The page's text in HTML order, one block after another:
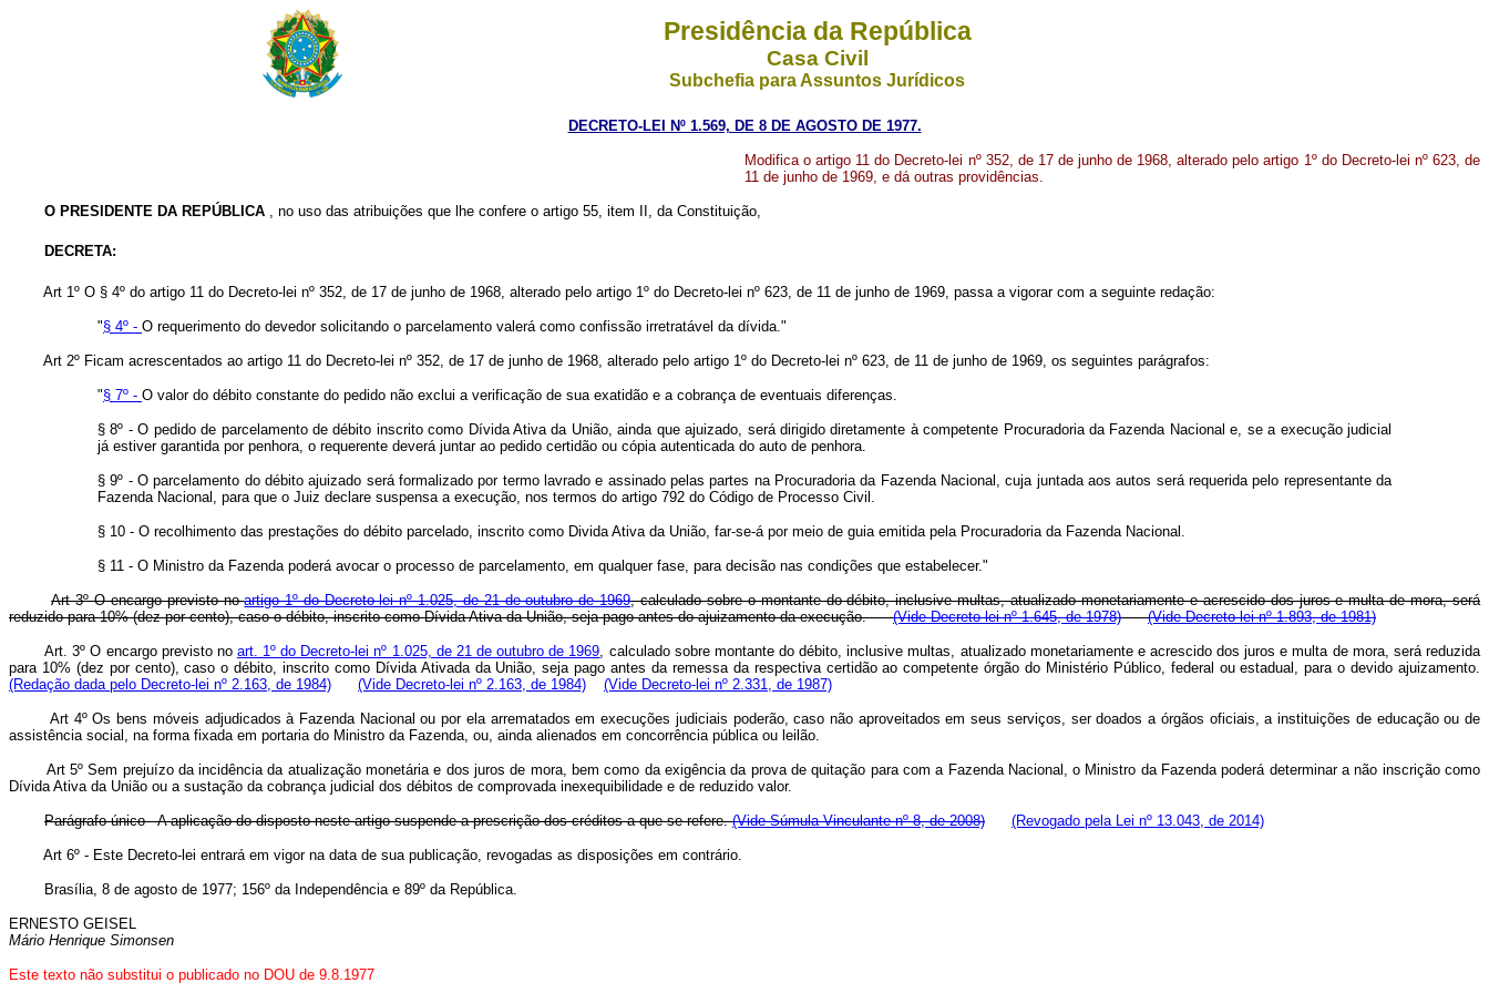
Presidência da República
Casa Civil
Subchefia para Assuntos Jurídicos
DECRETO-LEI Nº 1.569, DE 8 DE AGOSTO DE 1977.
Modifica o artigo 11 do Decreto-lei nº 352, de 17 de junho de 1968, alterado pelo artigo 1º do Decreto-lei nº 623, de
11 de junho de 1969, e dá outras providências.
O PRESIDENTE DA REPÚBLICA , no uso das atribuições que lhe confere o artigo 55, item II, da Constituição,
DECRETA:
Art 1º O § 4º do artigo 11 do Decreto-lei nº 352, de 17 de junho de 1968, alterado pelo artigo 1º do Decreto-lei nº 623, de 11 de junho de 1969, passa a vigorar com a seguinte redação:
"§ 4º - O requerimento do devedor solicitando o parcelamento valerá como confissão irretratável da dívida."
Art 2º Ficam acrescentados ao artigo 11 do Decreto-lei nº 352, de 17 de junho de 1968, alterado pelo artigo 1º do Decreto-lei nº 623, de 11 de junho de 1969, os seguintes parágrafos:
"§ 7º - O valor do débito constante do pedido não exclui a verificação de sua exatidão e a cobrança de eventuais diferenças.
§ 8º - O pedido de parcelamento de débito inscrito como Dívida Ativa da União, ainda que ajuizado, será dirigido diretamente à competente Procuradoria da Fazenda Nacional e, se a execução judicial
já estiver garantida por penhora, o requerente deverá juntar ao pedido certidão ou cópia autenticada do auto de penhora.
§ 9º - O parcelamento do débito ajuizado será formalizado por termo lavrado e assinado pelas partes na Procuradoria da Fazenda Nacional, cuja juntada aos autos será requerida pelo representante da
Fazenda Nacional, para que o Juiz declare suspensa a execução, nos termos do artigo 792 do Código de Processo Civil.
§ 10 - O recolhimento das prestações do débito parcelado, inscrito como Divida Ativa da União, far-se-á por meio de guia emitida pela Procuradoria da Fazenda Nacional.
§ 11 - O Ministro da Fazenda poderá avocar o processo de parcelamento, em qualquer fase, para decisão nas condições que estabelecer."
Art 3º O encargo previsto noartigo 1º do Decreto-lei nº 1.025, de 21 de outubro de 1969, calculado sobre o montante do débito, inclusive multas, atualizado monetariamente e acrescido dos juros e multa de mora, será
reduzido para 10% (dez por cento), caso o débito, inscrito como Dívida Ativa da União, seja pago antes do ajuizamento da execução.(Vide Decreto-lei nº 1.645, de 1978) (Vide Decreto-lei nº 1.893, de 1981)
Art. 3º O encargo previsto no art. 1º do Decreto-lei nº 1.025, de 21 de outubro de 1969 , calculado sobre montante do débito, inclusive multas, atualizado monetariamente e acrescido dos juros e multa de mora, será reduzida
para 10% (dez por cento), caso o débito, inscrito como Dívida Ativada da União, seja pago antes da remessa da respectiva certidão ao competente órgão do Ministério Público, federal ou estadual, para o devido ajuizamento.
(Redação dada pelo Decreto-lei nº 2.163, de 1984)
(Vide Decreto-lei nº 2.163, de 1984) (Vide Decreto-lei nº 2.331, de 1987)
Art 4º Os bens móveis adjudicados à Fazenda Nacional ou por ela arrematados em execuções judiciais poderão, caso não aproveitados em seus serviços, ser doados a órgãos oficiais, a instituições de educação ou de
assistência social, na forma fixada em portaria do Ministro da Fazenda, ou, ainda alienados em concorrência pública ou leilão.
Art 5º Sem prejuízo da incidência da atualização monetária e dos juros de mora, bem como da exigência da prova de quitação para com a Fazenda Nacional, o Ministro da Fazenda poderá determinar a não inscrição como
Dívida Ativa da União ou a sustação da cobrança judicial dos débitos de comprovada inexequibilidade e de reduzido valor.
Parágrafo único - A aplicação do disposto neste artigo suspende a prescrição dos créditos a que se refere.(Vide Súmula Vinculante nº 8, de 2008) (Revogado pela Lei nº 13.043, de 2014)
Art 6º - Este Decreto-lei entrará em vigor na data de sua publicação, revogadas as disposições em contrário.
Brasília, 8 de agosto de 1977; 156º da Independência e 89º da República.
ERNESTO GEISEL
Mário Henrique Simonsen
Este texto não substitui o publicado no DOU de 9.8.1977